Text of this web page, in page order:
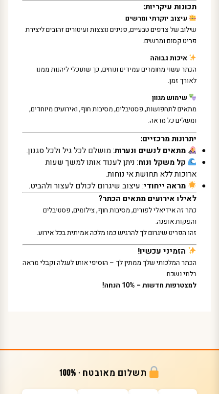
תכונות עיקריות:
עיצוב יוקרתי ומרשים
שילוב של צדפים טבעיים, פנינים נוצצות ועיטורים זהובים ליצירת
פריט קסום ומרשים.
איכות גבוהה
הכתר עשוי מחומרים עמידים ונוחים, כך שתוכלי ליהנות ממנו
לאורך זמן.
שימוש מגוון
מתאים לתחפושות, פסטיבלים, מסיבות חוף, ואירועים מיוחדים,
ומשלים כל מראה.
יתרונות מרכזיים:
מתאים לנשים ונערות: מושלם לכל גיל ולכל סגנון.
קל משקל ונוח: ניתן לענוד אותו למשך שעות
ארוכות ללא תחושת אי נוחות.
מראה ייחודי: עיצוב שיגרום לכולם לעצור ולהביט.
לאילו אירועים מתאים הכתר?
כתר זה אידיאלי לפורים, מסיבות חוף, צילומים, פסטיבלים
והפקות אופנה.
זהו הפריט שיגרום לך להרגיש כמו מלכה אמיתית בכל אירוע.
הזמיני עכשיו!
הכתר המלכותי שלך ממתין לך – הוסיפי אותו לעגלה וקבלי מראה
בלתי נשכח.
למצטרפות חדשות – 10% הנחה!
תשלום מאובטח · 100%